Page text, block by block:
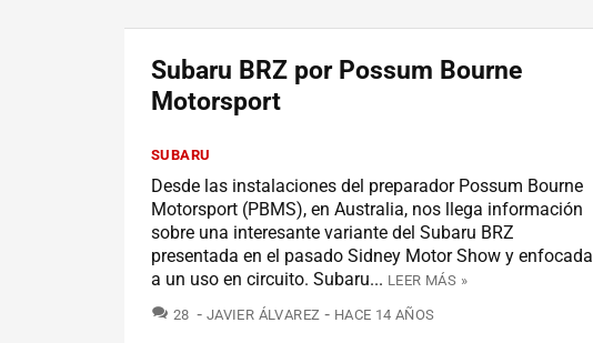
Subaru BRZ por Possum Bourne
Motorsport
SUBARU
Desde las instalaciones del preparador Possum Bourne
Motorsport (PBMS), en Australia, nos llega información
sobre una interesante variante del Subaru BRZ
presentada en el pasado Sidney Motor Show y enfocada
a un uso en circuito. Subaru... LEER MÁS »
28 COMENTARIOS
JAVIER ÁLVAREZ HACE 14 AÑOS